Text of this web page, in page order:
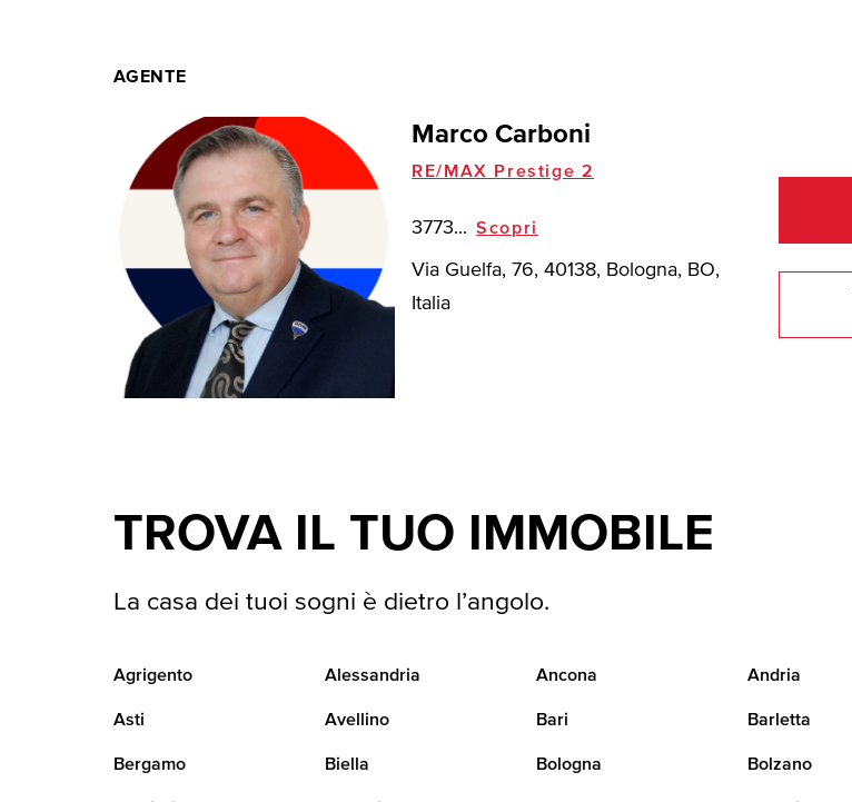
AGENTE
Marco Carboni
RE/MAX Prestige 2
3773... Scopri
Via Guelfa, 76, 40138, Bologna, BO,
Italia
TROVA IL TUO IMMOBILE
La casa dei tuoi sogni è dietro l’angolo.
Agrigento Alessandria Ancona Andria
Asti Avellino Bari Barletta
Bergamo Biella Bologna Bolzano